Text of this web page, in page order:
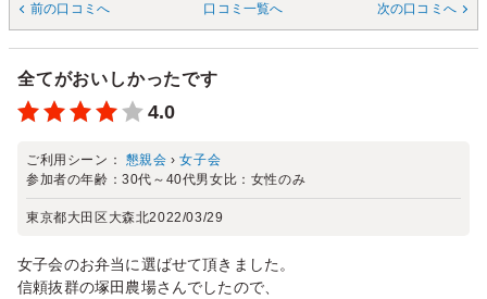
前の口コミへ 口コミ一覧へ 次の口コミへ
全てがおいしかったです
4.0
ご利用シーン： 懇親会 ›女子会
参加者の年齢：30代～40代男女比： 女性のみ
東京都大田区大森北2022/03/29
女子会のお弁当に選ばせて頂きました。
信頼抜群の塚田農場さんでしたので、